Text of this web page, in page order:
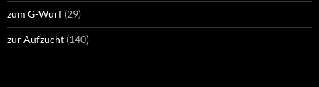
zum G-Wurf (29)
zur Aufzucht (140)